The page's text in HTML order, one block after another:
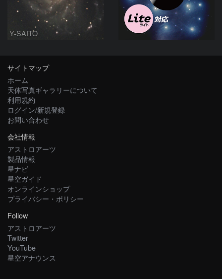
Y-SAITO
サイトマップ
ホーム
天体写真ギャラリーについて
利用規約
ログイン/新規登録
お問い合わせ
会社情報
アストロアーツ
製品情報
星ナビ
星空ガイド
オンラインショップ
プライバシー・ポリシー
Follow
アストロアーツ
Twitter
YouTube
星空アナウンス